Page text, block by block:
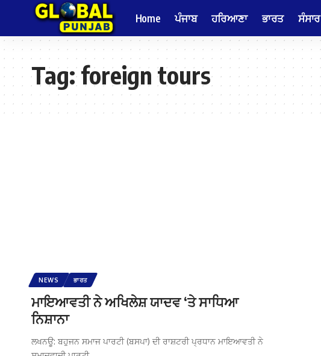
Home ਪੰਜਾਬ ਹਰਿਆਣਾ ਭਾਰਤ ਸੰਸਾਰ
Tag:foreign tours
NEWS ਭਾਰਤ
ਮਾਇਆਵਤੀ ਨੇ ਅਖਿਲੇਸ਼ ਯਾਦਵ ‘ਤੇ ਸਾਧਿਆ
ਨਿਸ਼ਾਨਾ
ਲਖਨਊ: ਬਹੁਜਨ ਸਮਾਜ ਪਾਰਟੀ (ਬਸਪਾ) ਦੀ ਰਾਸ਼ਟਰੀ ਪ੍ਰਧਾਨ ਮਾਇਆਵਤੀ ਨੇ